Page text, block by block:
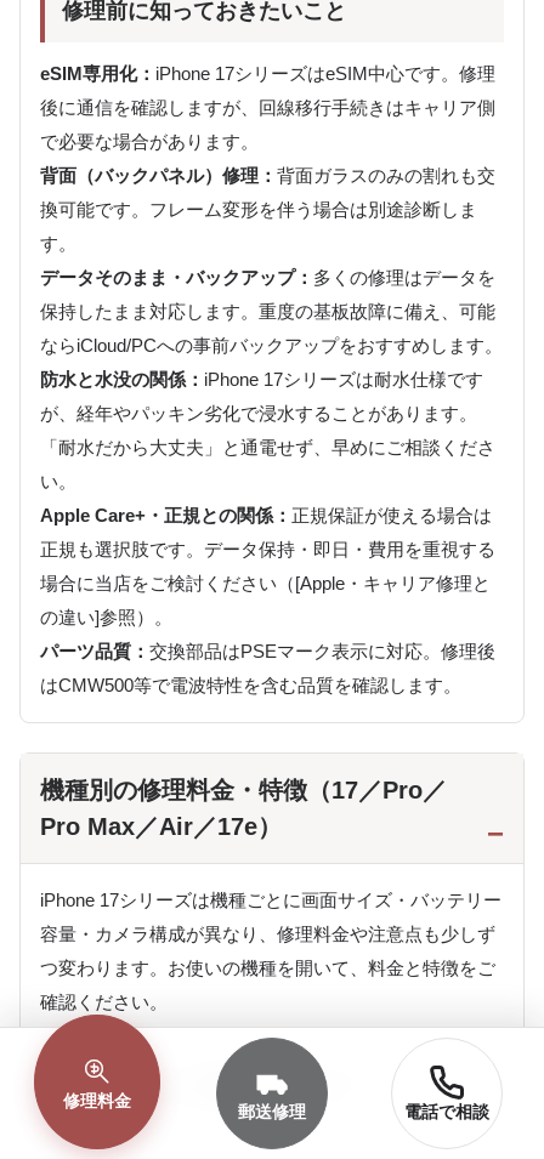
修理前に知っておきたいこと
eSIM専用化： iPhone 17シリーズはeSIM中心です。修理
後に通信を確認しますが、回線移行手続きはキャリア側
で必要な場合があります。
背面（バックパネル）修理： 背面ガラスのみの割れも交
換可能です。フレーム変形を伴う場合は別途診断しま
す。
データそのまま・バックアップ： 多くの修理はデータを
保持したまま対応します。重度の基板故障に備え、可能
ならiCloud/PCへの事前バックアップをおすすめします。
防水と水没の関係： iPhone 17シリーズは耐水仕様です
が、経年やパッキン劣化で浸水することがあります。
「耐水だから大丈夫」と通電せず、早めにご相談くださ
い。
Apple Care+・正規との関係： 正規保証が使える場合は
正規も選択肢です。データ保持・即日・費用を重視する
場合に当店をご検討ください（[Apple・キャリア修理と
の違い]参照）。
パーツ品質： 交換部品はPSEマーク表示に対応。修理後
はCMW500等で電波特性を含む品質を確認します。
機種別の修理料金・特徴（17／Pro／
Pro Max／Air／17e）
iPhone 17シリーズは機種ごとに画面サイズ・バッテリー
容量・カメラ構成が異なり、修理料金や注意点も少しず
つ変わります。お使いの機種を開いて、料金と特徴をご
確認ください。
iPhone 17 の修理について
修理料金
郵送修理 電話で相談